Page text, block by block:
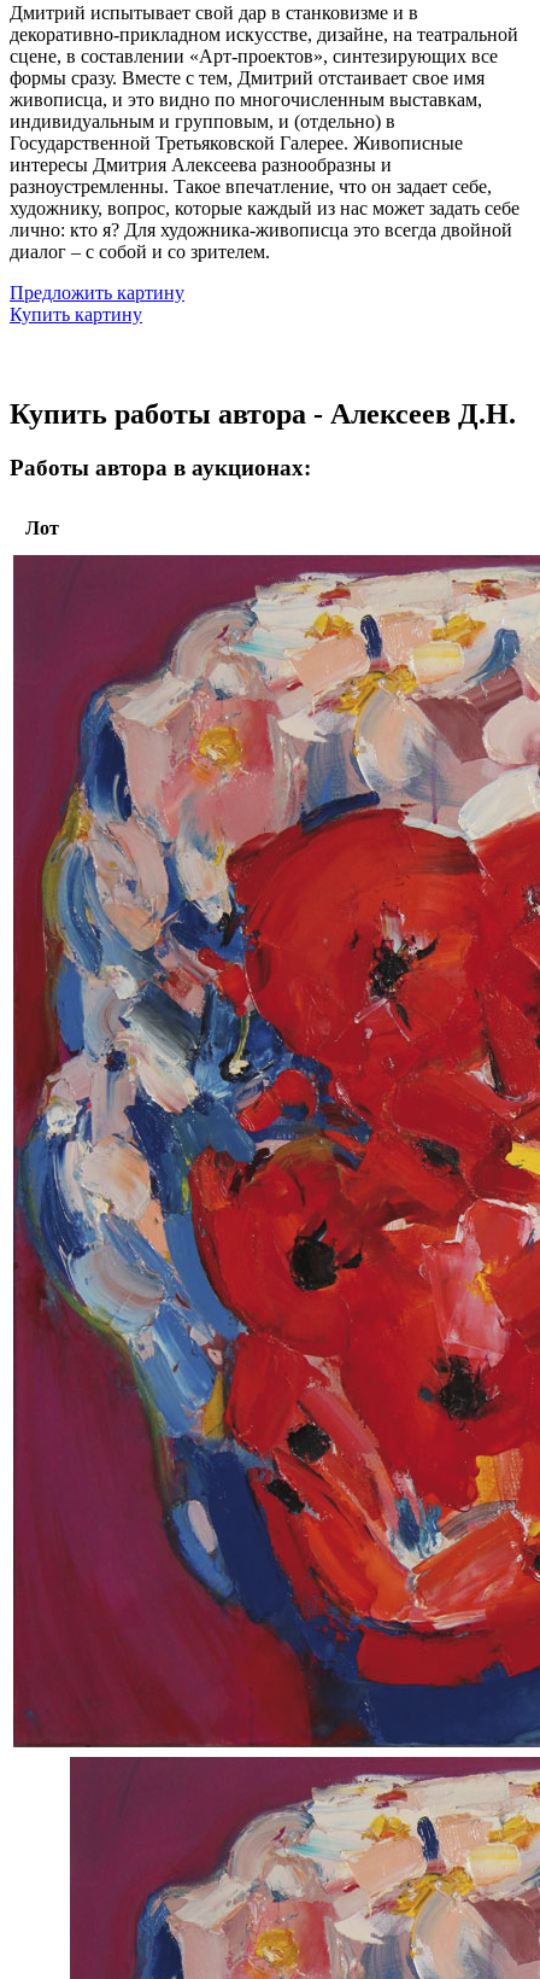
Дмитрий испытывает свой дар в станковизме и в
декоративно-прикладном искусстве, дизайне, на театральной
сцене, в составлении «Арт-проектов», синтезирующих все
формы сразу. Вместе с тем, Дмитрий отстаивает свое имя
живописца, и это видно по многочисленным выставкам,
индивидуальным и групповым, и (отдельно) в
Государственной Третьяковской Галерее. Живописные
интересы Дмитрия Алексеева разнообразны и
разноустремленны. Такое впечатление, что он задает себе,
художнику, вопрос, которые каждый из нас может задать себе
лично: кто я? Для художника-живописца это всегда двойной
диалог – с собой и со зрителем.
Предложить картину
Купить картину
Купить работы автора - Алексеев Д.Н.
Работы автора в аукционах:
Лот